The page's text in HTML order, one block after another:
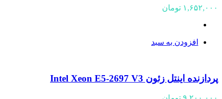
۱,۶۵۲,۰۰۰ تومان
افزودن به سبد
پردازنده اینتل زئون Intel Xeon E5-2697 V3